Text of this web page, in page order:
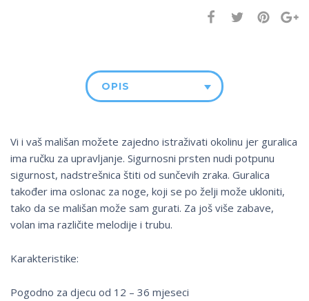
OPIS
Vi i vaš mališan možete zajedno istraživati ​​okolinu jer guralica
ima ručku za upravljanje. Sigurnosni prsten nudi potpunu
sigurnost, nadstrešnica štiti od sunčevih zraka. Guralica
također ima oslonac za noge, koji se po želji može ukloniti,
tako da se mališan može sam gurati. Za još više zabave,
volan ima različite melodije i trubu.
Karakteristike:
Pogodno za djecu od 12 – 36 mjeseci